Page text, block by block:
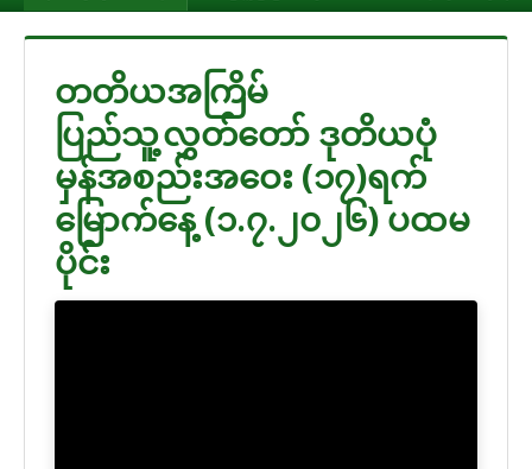
တတိယအကြိမ်
ပြည်သူ့လွှတ်တော် ဒုတိယပုံ
မှန်အစည်းအဝေး (၁၇)ရက်
မြောက်နေ့ (၁.၇.၂၀၂၆) ပထမ
ပိုင်း